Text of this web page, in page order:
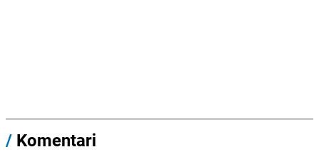
/ Komentari